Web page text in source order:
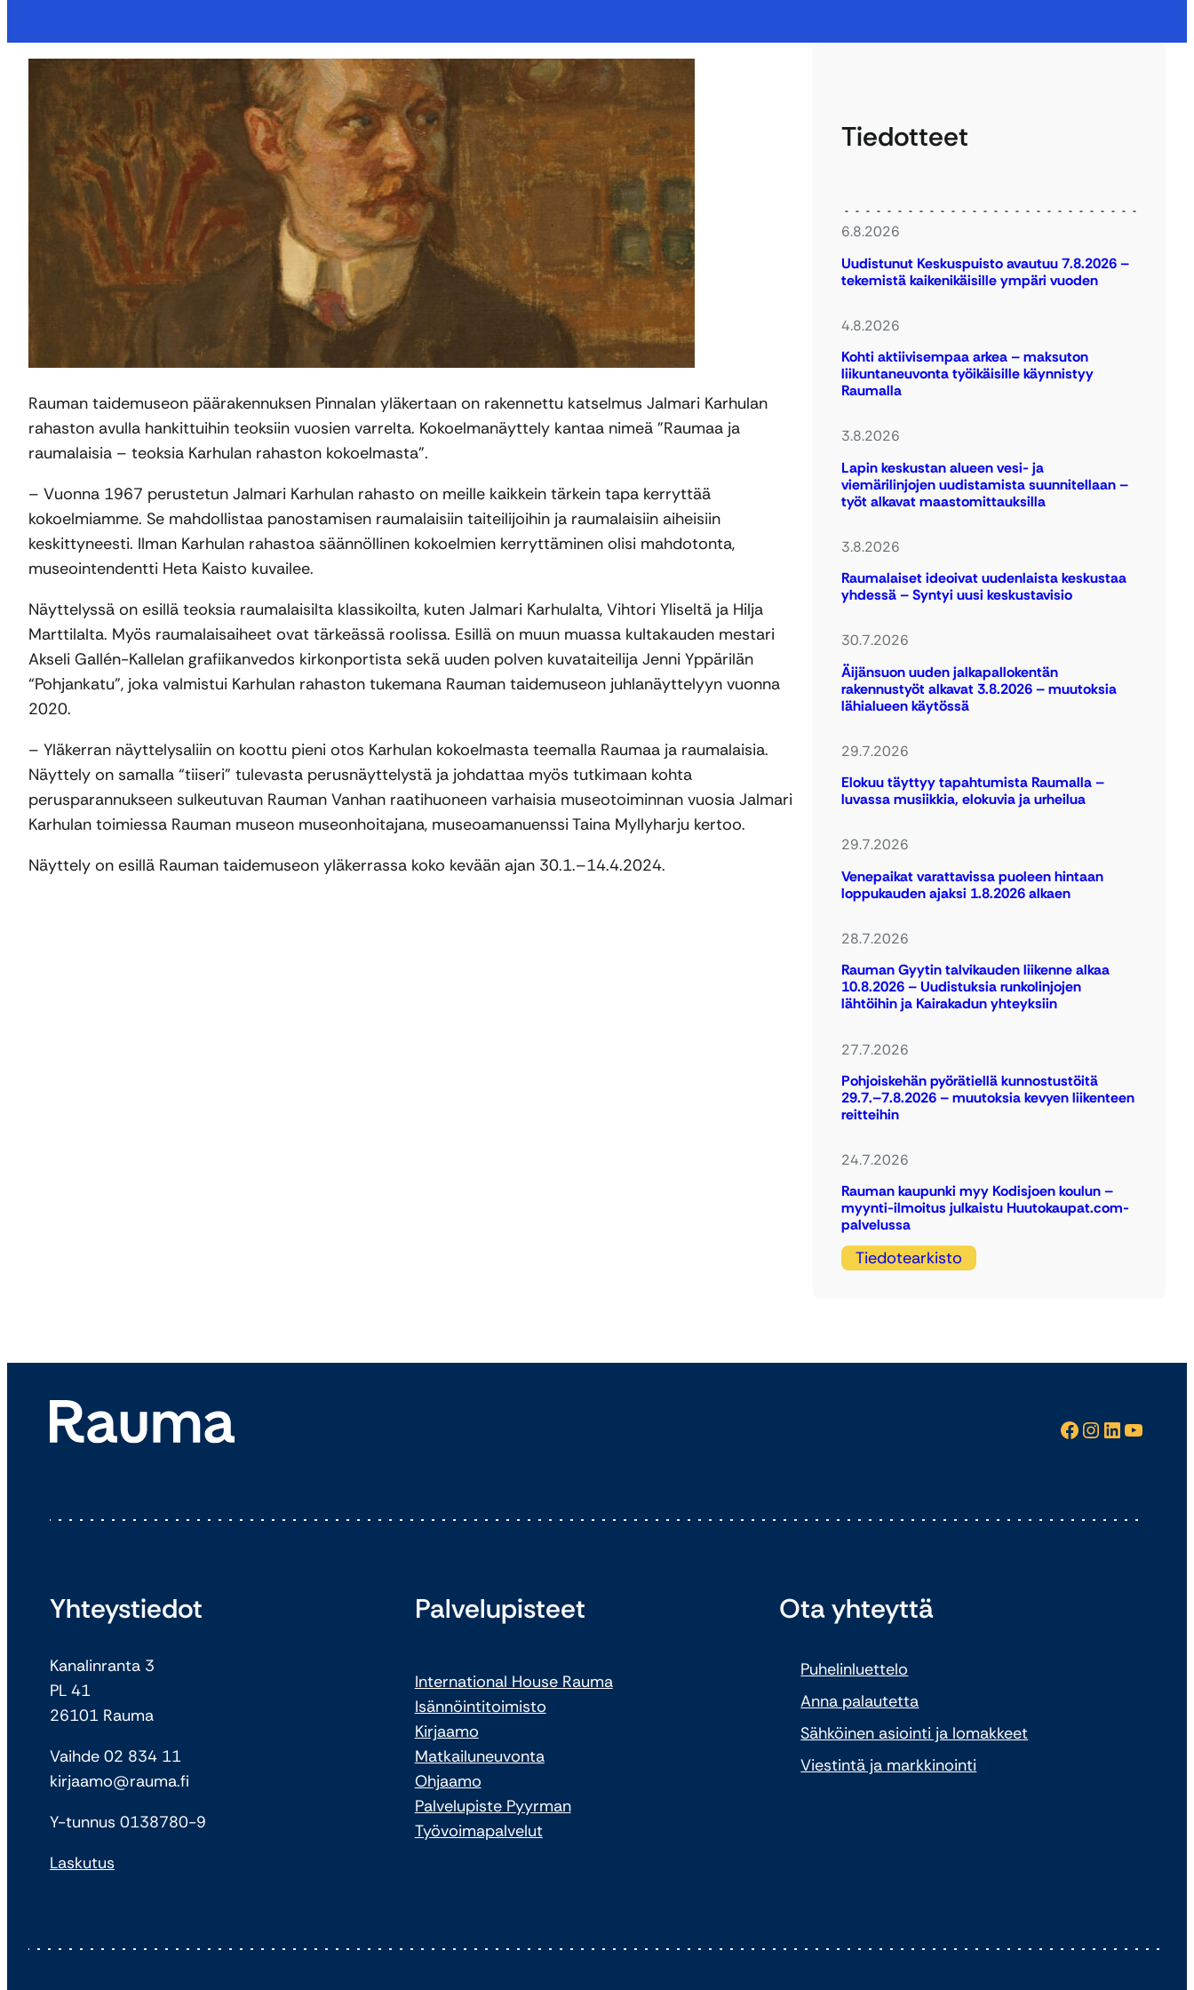
Rauman taidemuseon päärakennuksen Pinnalan yläkertaan on rakennettu katselmus Jalmari Karhulan
rahaston avulla hankittuihin teoksiin vuosien varrelta. Kokoelmanäyttely kantaa nimeä ”Raumaa ja
raumalaisia – teoksia Karhulan rahaston kokoelmasta”.
– Vuonna 1967 perustetun Jalmari Karhulan rahasto on meille kaikkein tärkein tapa kerryttää
kokoelmiamme. Se mahdollistaa panostamisen raumalaisiin taiteilijoihin ja raumalaisiin aiheisiin
keskittyneesti. Ilman Karhulan rahastoa säännöllinen kokoelmien kerryttäminen olisi mahdotonta,
museointendentti Heta Kaisto kuvailee.
Näyttelyssä on esillä teoksia raumalaisilta klassikoilta, kuten Jalmari Karhulalta, Vihtori Yliseltä ja Hilja
Marttilalta. Myös raumalaisaiheet ovat tärkeässä roolissa. Esillä on muun muassa kultakauden mestari
Akseli Gallén-Kallelan grafiikanvedos kirkonportista sekä uuden polven kuvataiteilija Jenni Yppärilän
“Pohjankatu”, joka valmistui Karhulan rahaston tukemana Rauman taidemuseon juhlanäyttelyyn vuonna
2020.
– Yläkerran näyttelysaliin on koottu pieni otos Karhulan kokoelmasta teemalla Raumaa ja raumalaisia.
Näyttely on samalla “tiiseri” tulevasta perusnäyttelystä ja johdattaa myös tutkimaan kohta
perusparannukseen sulkeutuvan Rauman Vanhan raatihuoneen varhaisia museotoiminnan vuosia Jalmari
Karhulan toimiessa Rauman museon museonhoitajana, museoamanuenssi Taina Myllyharju kertoo.
Näyttely on esillä Rauman taidemuseon yläkerrassa koko kevään ajan 30.1.–14.4.2024.
Tiedotteet
6.8.2026
Uudistunut Keskuspuisto avautuu 7.8.2026 –
tekemistä kaikenikäisille ympäri vuoden
4.8.2026
Kohti aktiivisempaa arkea – maksuton
liikuntaneuvonta työikäisille käynnistyy
Raumalla
3.8.2026
Lapin keskustan alueen vesi- ja
viemärilinjojen uudistamista suunnitellaan –
työt alkavat maastomittauksilla
3.8.2026
Raumalaiset ideoivat uudenlaista keskustaa
yhdessä – Syntyi uusi keskustavisio
30.7.2026
Äijänsuon uuden jalkapallokentän
rakennustyöt alkavat 3.8.2026 – muutoksia
lähialueen käytössä
29.7.2026
Elokuu täyttyy tapahtumista Raumalla –
luvassa musiikkia, elokuvia ja urheilua
29.7.2026
Venepaikat varattavissa puoleen hintaan
loppukauden ajaksi 1.8.2026 alkaen
28.7.2026
Rauman Gyytin talvikauden liikenne alkaa
10.8.2026 – Uudistuksia runkolinjojen
lähtöihin ja Kairakadun yhteyksiin
27.7.2026
Pohjoiskehän pyörätiellä kunnostustöitä
29.7.–7.8.2026 – muutoksia kevyen liikenteen
reitteihin
24.7.2026
Rauman kaupunki myy Kodisjoen koulun –
myynti-ilmoitus julkaistu Huutokaupat.com-
palvelussa
Tiedotearkisto
Facebook InstagramLinkedIn YouTube
Yhteystiedot
Kanalinranta 3
PL 41
26101 Rauma
Vaihde 02 834 11
kirjaamo@rauma.fi
Y-tunnus 0138780-9
Laskutus
Palvelupisteet
International House Rauma
Isännöintitoimisto
Kirjaamo
Matkailuneuvonta
Ohjaamo
Palvelupiste Pyyrman
Työvoimapalvelut
Ota yhteyttä
Puhelinluettelo
Anna palautetta
Sähköinen asiointi ja lomakkeet
Viestintä ja markkinointi